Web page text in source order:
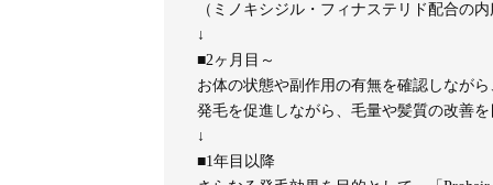
（ミノキシジル・フィナステリド配合の
↓
■2ヶ月目～
お体の状態や副作用の有無を確認しなが
発毛を促進しながら、毛量や髪質の改善
↓
■1年目以降